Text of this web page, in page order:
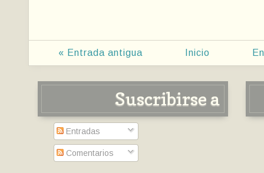
« Entrada antigua Inicio
Suscribirse a
Entradas
Comentarios